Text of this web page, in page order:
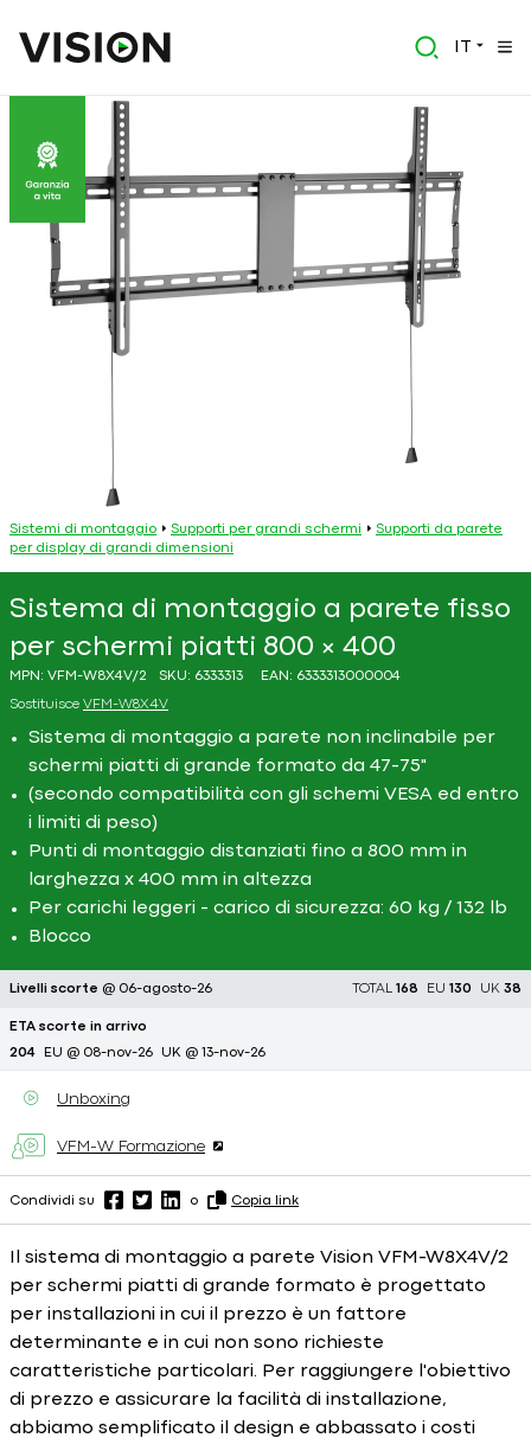
IT
Sistemi di montaggio Supporti per grandi schermi
Supporti da parete
per display di grandi dimensioni
Sistema di montaggio a parete fisso
per schermi piatti 800 × 400
MPN: VFM-W8X4V/2 SKU: 6333313 EAN: 6333313000004
Sostituisce VFM-W8X4V
Sistema di montaggio a parete non inclinabile per
schermi piatti di grande formato da 47-75"
(secondo compatibilità con gli schemi VESA ed entro
i limiti di peso)
Punti di montaggio distanziati fino a 800 mm in
larghezza x 400 mm in altezza
Per carichi leggeri - carico di sicurezza: 60 kg / 132 lb
Blocco
Livelli scorte @ 06-agosto-26 TOTAL 168 EU 130 UK 38
ETA scorte in arrivo
204 EU @ 08-nov-26 UK @ 13-nov-26
Unboxing
VFM-W Formazione
Condividi su o Copia link
Il sistema di montaggio a parete Vision VFM-W8X4V/2
per schermi piatti di grande formato è progettato
per installazioni in cui il prezzo è un fattore
determinante e in cui non sono richieste
caratteristiche particolari. Per raggiungere l'obiettivo
di prezzo e assicurare la facilità di installazione,
abbiamo semplificato il design e abbassato i costi